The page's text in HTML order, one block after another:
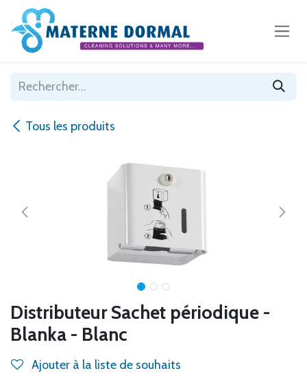
Se rendre au contenu
Tous les produits
Distributeur Sachet périodique -
Blanka - Blanc
Ajouter à la liste de souhaits